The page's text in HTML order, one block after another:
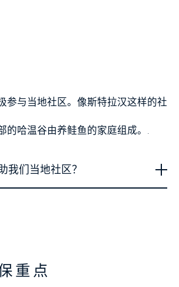
参与当地社区。像斯特拉汉这样的社
的哈温谷由养鲑鱼的家庭组成。.
我们当地社区？
重点